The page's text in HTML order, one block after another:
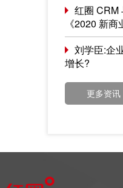
红圈 CRM
《2020 新商
刘学臣:企
增长?
更多资讯